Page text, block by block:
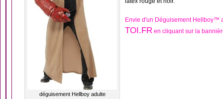
déguisement Hellboy adulte
Envie d'un Déguisement Hellboy™
TOI.FR en cliquant sur la